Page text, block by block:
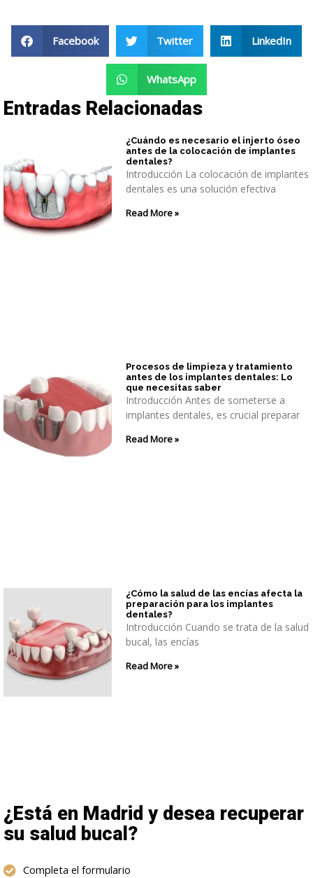
Facebook Twitter LinkedIn
WhatsApp
Entradas Relacionadas
¿Cuándo es necesario el injerto óseo
antes de la colocación de implantes
dentales?
Introducción La colocación de implantes
dentales es una solución efectiva
Read More »
Procesos de limpieza y tratamiento
antes de los implantes dentales: Lo
que necesitas saber
Introducción Antes de someterse a
implantes dentales, es crucial preparar
Read More »
¿Cómo la salud de las encías afecta la
preparación para los implantes
dentales?
Introducción Cuando se trata de la salud
bucal, las encías
Read More »
¿Está en Madrid y desea recuperar
su salud bucal?
Completa el formulario